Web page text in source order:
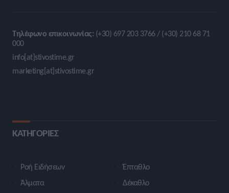
Τηλέφωνο επικοινωνίας: (+30) 697 203 3766 / (+30) 210 68 71
000
info[at]stivostime.gr
marketing[at]stivostime.gr
ΚΑΤΗΓΟΡΙΕΣ
Ροή Ειδήσεων
Άλματα
Έπταθλο
Δέκαθλο